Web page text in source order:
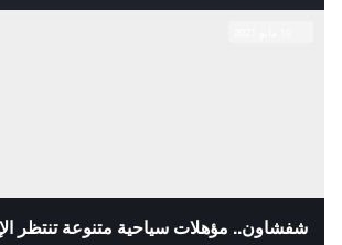
شفشاون.. مؤهلات سياحية متنوعة تنتظر